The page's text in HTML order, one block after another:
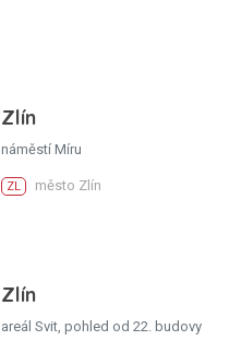
Zlín
náměstí Míru
ZL město Zlín
Zlín
areál Svit, pohled od 22. budovy